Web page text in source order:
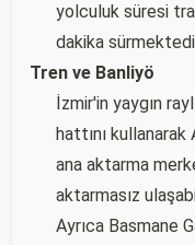
yolculuk süresi
dakika
Tren ve Banliyö
İzmir'in yaygın
hattını kullanarak
ana aktarma
aktarmasız
Ayrıca Basmane